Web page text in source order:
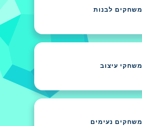
משחקים לבנות
משחקי עיצוב
משחקים נעימים